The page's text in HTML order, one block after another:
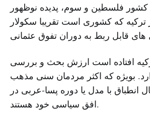
فلسطین و سوم، پدیده نوظهور
که کشوری است تقریبا سکولار
افتاده است ارزش بحث و بررسی
بویژه که اکثر مردمان سنی مذهب
انطباق با مدل یا دوره پسا-عربی در
افق سیاسی خود هستند.